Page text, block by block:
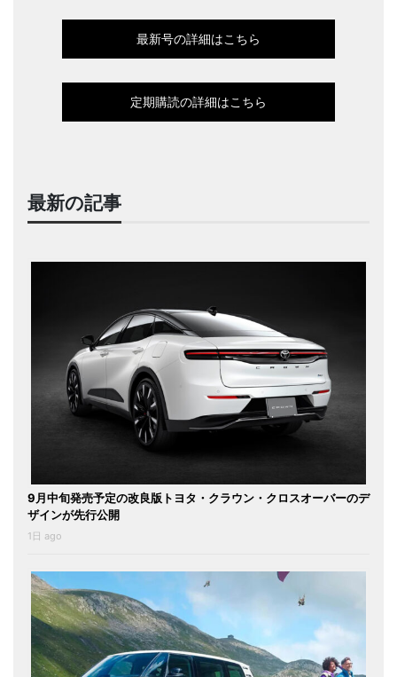
最新号の詳細はこちら
定期購読の詳細はこちら
最新の記事
9月中旬発売予定の改良版トヨタ・クラウン・クロスオーバーのデ
ザインが先行公開
1日 ago